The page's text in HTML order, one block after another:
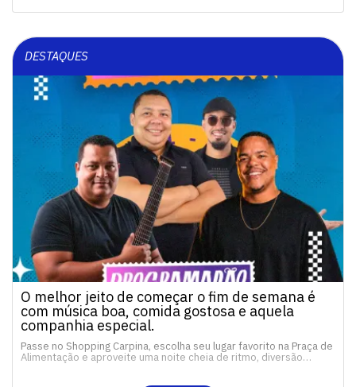
DESTAQUES
O melhor jeito de começar o fim de semana é
com música boa, comida gostosa e aquela
companhia especial.
Passe no Shopping Carpina, escolha seu lugar favorito na Praça de
Alimentação e aproveite uma noite cheia de ritmo, diversão…